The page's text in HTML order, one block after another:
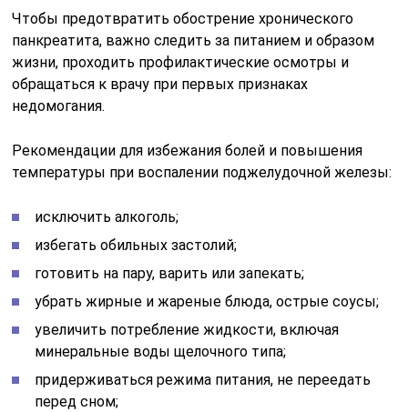
Чтобы предотвратить обострение хронического
панкреатита, важно следить за питанием и образом
жизни, проходить профилактические осмотры и
обращаться к врачу при первых признаках
недомогания.
Рекомендации для избежания болей и повышения
температуры при воспалении поджелудочной железы:
исключить алкоголь;
избегать обильных застолий;
готовить на пару, варить или запекать;
убрать жирные и жареные блюда, острые соусы;
увеличить потребление жидкости, включая
минеральные воды щелочного типа;
придерживаться режима питания, не переедать
перед сном;